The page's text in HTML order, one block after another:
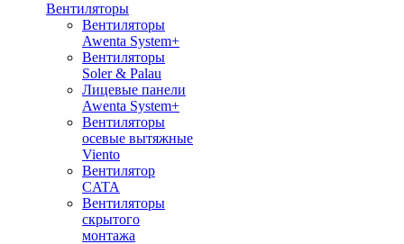
Вентиляторы
Вентиляторы
Awenta System+
Вентиляторы
Soler & Palau
Лицевые панели
Awenta System+
Вентиляторы
осевые вытяжные
Viento
Вентилятор
CATA
Вентиляторы
скрытого
монтажа